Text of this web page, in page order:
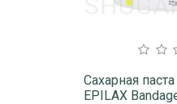
Сахарная
EPILAX